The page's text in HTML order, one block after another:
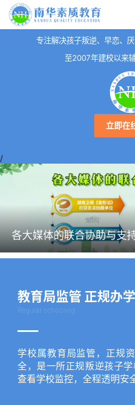
专注解决孩子叛逆、早恋、
至2007年建校以来
立即在
/
各大媒体的联合协助与支
教育局监管 正规办学
Regular schooling
学校属教育局监管，正规
全，是一所正规叛逆孩子
查看学校监控，全程透明安